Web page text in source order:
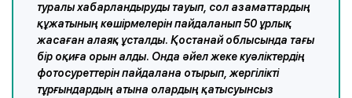
туралы хабарландыруды тауып, сол азаматтардың
құжатының көшірмелерін пайдаланып 50 ұрлық
жасаған алаяқ ұсталды. Қостанай облысында тағы
бір оқиға орын алды. Онда әйел жеке куәліктердің
фотосуреттерін пайдалана отырып, жергілікті
тұрғындардың атына олардың қатысуынсыз